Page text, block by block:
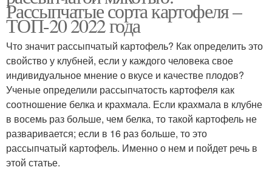
Рассыпчатые сорта картофеля –
ТОП-20 2022 года
Что значит рассыпчатый картофель? Как определить это
свойство у клубней, если у каждого человека свое
индивидуальное мнение о вкусе и качестве плодов?
Ученые определили рассыпчатость картофеля как
соотношение белка и крахмала. Если крахмала в клубне
в восемь раз больше, чем белка, то такой картофель не
разваривается; если в 16 раз больше, то это
рассыпчатый картофель. Именно о нем и пойдет речь в
этой статье.